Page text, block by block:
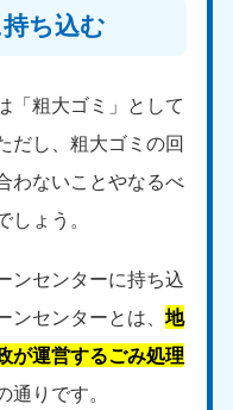
ち込む
「粗大ゴミ」として
だし、粗大ゴミの回
わないことやなるべ
ょう。
ンセンターに持ち込
ンセンターとは、地
が運営するごみ処理
通りです。
〜19:00 年中無休
1880-9897
〜19:00 年中無休
佐賀県
〜19:00 年中無休
鹿児島県
1880-9889
〜19:00 年中無休